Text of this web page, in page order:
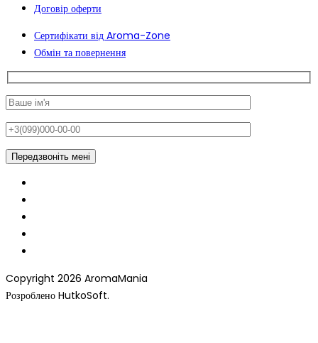
Договір оферти
Сертифікати від Aroma-Zone
Обмін та повернення
Copyright 2026 AromaMania
Розроблено HutkoSoft.